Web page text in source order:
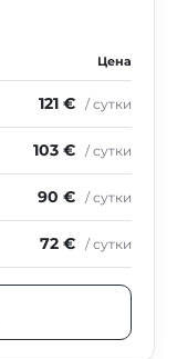
Цена
121 € / сутки
103 € / сутки
90 € / сутки
72 € / сутки